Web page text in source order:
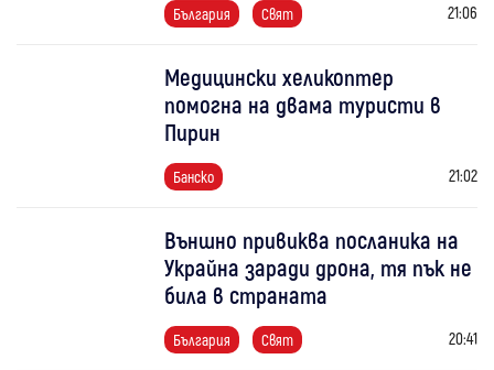
България Свят 21:06
Медицински хеликоптер
помогна на двама туристи в
Пирин
Банско 21:02
Външно привиква посланика на
Украйна заради дрона, тя пък не
била в страната
България Свят 20:41